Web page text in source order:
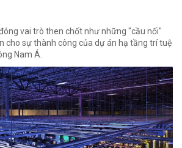
vai trò then chốt như những "cầu nối"
cho sự thành công của dự án hạ tầng trí tuệ
Nam Á.